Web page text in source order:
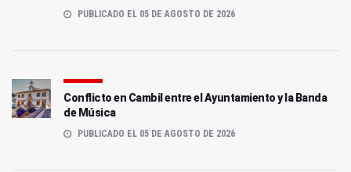
PUBLICADO EL 05 DE AGOSTO DE 2026
Conflicto en Cambil entre el Ayuntamiento y la Banda
de Música
PUBLICADO EL 05 DE AGOSTO DE 2026